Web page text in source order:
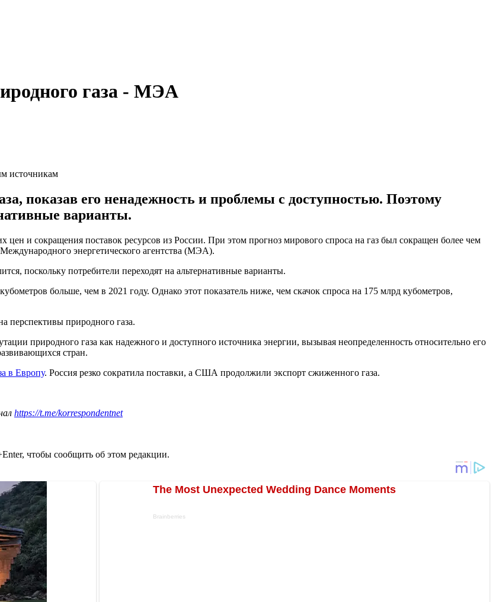
газа - МЭА
источникам
показав его ненадежность и проблемы с доступностью. Поэтому
варианты.
цен и сокращения поставок ресурсов из России. При этом прогноз мирового спроса на газ был сокращен более чем
энергетического агентства (МЭА).
поскольку потребители переходят на альтернативные варианты.
больше, чем в 2021 году. Однако этот показатель ниже, чем скачок спроса на 175 млрд кубометров,
перспективы природного газа.
природного газа как надежного и доступного источника энергии, вызывая неопределенность относительно его
стран.
в Европу. Россия резко сократила поставки, а США продолжили экспорт сжиженного газа.
https://t.me/korrespondentnet
чтобы сообщить об этом редакции.